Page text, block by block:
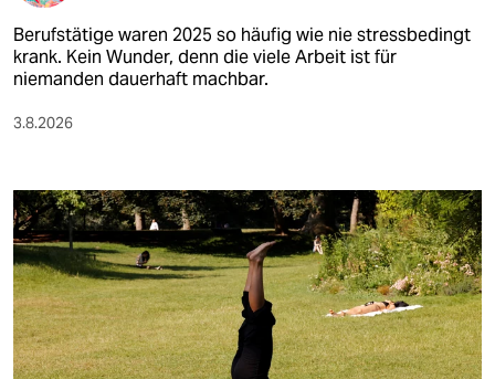
shop
fragen & hilfe
unterstützen
genossenschaft
epaper login
Berufstätige waren 2025 so häufig wie nie stressbedingt
krank. Kein Wunder, denn die viele Arbeit ist für
niemanden dauerhaft machbar.
3.8.2026